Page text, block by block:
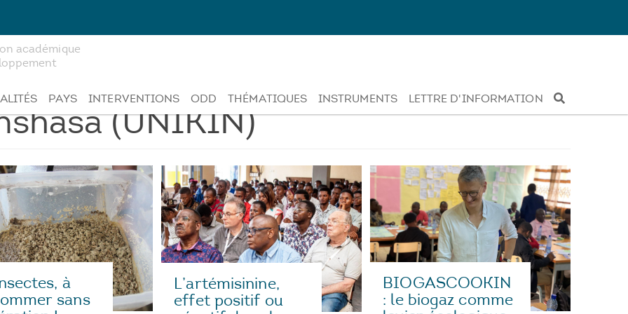
académique
PAYS INTERVENTIONS ODD THÉMATIQUES INSTRUMENTS LETTRE D'INFORMATION
(UNIKIN)
à
sans
L’artémisinine,
effet positif ou
BIOGASCOOKIN
: le biogaz comme